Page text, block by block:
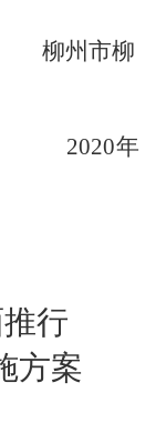
柳州市柳
2020年
行
方案